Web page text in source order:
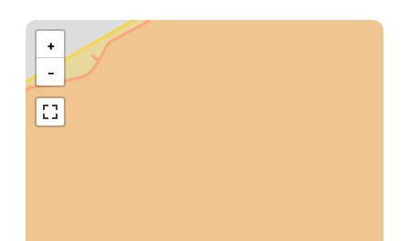
Kaart
Terneuzen
+
−